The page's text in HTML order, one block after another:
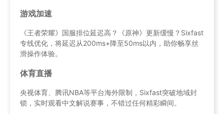
游戏加速
《王者荣耀》国服排位延迟高？《原神》更新缓慢？Sixfast
专线优化，将延迟从200ms+降至50ms以内，助你畅享丝
滑操作体验。
体育直播
央视体育、腾讯NBA等平台海外限制，Sixfast突破地域封
锁，实时观看中文解说赛事，不错过任何精彩瞬间。